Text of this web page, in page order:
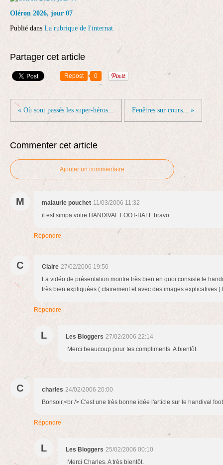
Oléron 2026, jour 07
Publié dans La rubrique de l'internat
Partager cet article
Repost 0
« Où sont passés les super-héros... Fenêtres sur cours... »
Commenter cet article
Ajouter un commentaire
M malaurie pouchet 11/03/2006 11:32
il est simpa votre HANDIVAL FOOT-BALL bravo.
Répondre
C Claire 27/02/2006 19:50
La vidéo de présentation montre très bien en quoi consiste le
très bien expliquées ( clairement et avec des images explicatives )
Répondre
L Les Bloggers 27/02/2006 22:14
Merci beaucoup pour tes compliments. A bientôt.
C charles 24/02/2006 20:00
Bonsoir,<br /> C'est une très bonne idée l'article sur le handival
Répondre
L Les Bloggers 25/02/2006 00:10
Merci Charles. A très bientôt.